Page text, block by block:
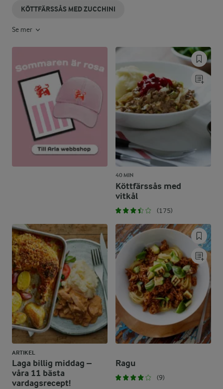
KÖTTFÄRSSÅS MED ZUCCHINI
Se mer
40 MIN
Köttfärssås med
vitkål
(175)
ARTIKEL
Laga billig middag –
våra 11 bästa
vardagsrecept!
Ragu
(9)